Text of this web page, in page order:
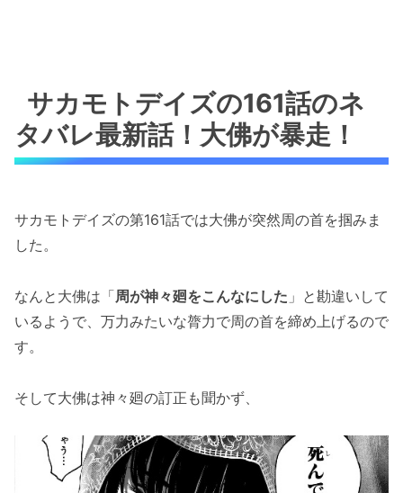
サカモトデイズの161話のネ
タバレ最新話！大佛が暴走！
サカモトデイズの第161話では大佛が突然周の首を掴みま
した。
なんと大佛は「周が神々廻をこんなにした 」と勘違いして
いるようで、万力みたいな膂力で周の首を締め上げるので
す。
そして大佛は神々廻の訂正も聞かず、